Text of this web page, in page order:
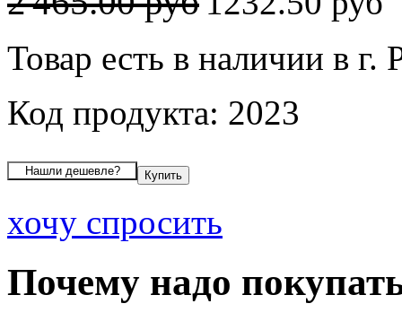
Товар есть в наличии в г.
Код продукта: 2023
хочу спросить
Почему надо